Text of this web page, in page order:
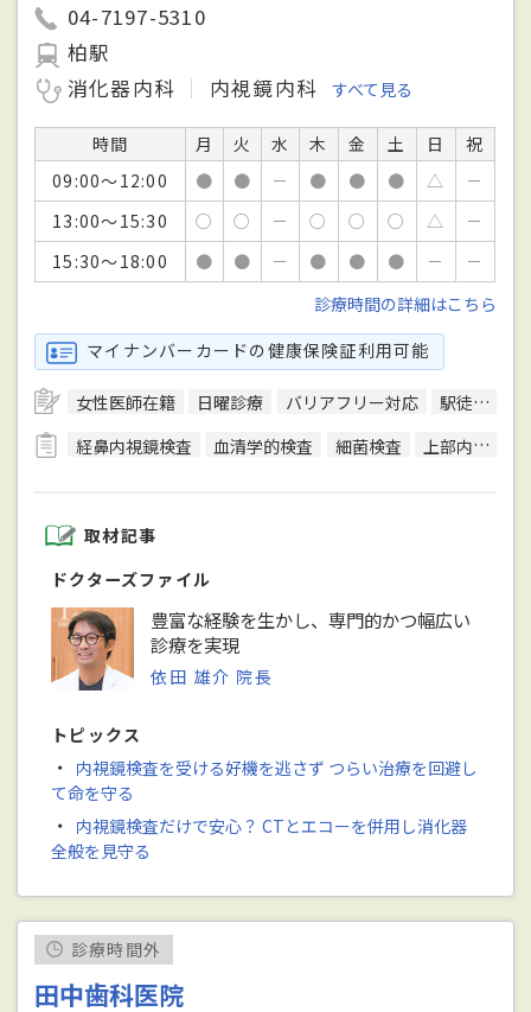
04-7197-5310
柏駅
消化器内科
内視鏡内科 すべて見る
時間 月 火 水 木 金 土 日
祝
09:00～12:00
● ● － ● ● ● △
－
13:00～15:30
○ ○ － ○ ○ ○ △
－
15:30～18:00
● ● － ● ● ● －
－
診療時間の詳細はこちら
マイナンバーカードの健康保険証利用可能
女性医師在籍 日曜診療 バリアフリー対応
駅徒歩5分圏内
経鼻内視鏡検査
血清学的検査 細菌検査 上部内視鏡検査
取材記事
ドクターズファイル
豊富な経験を生かし、専門的かつ幅広い
診療を実現
依田 雄介 院長
トピックス
・ 内視鏡検査を受ける好機を逃さず つらい治療を回避し
て命を守る
・ 内視鏡検査だけで安心？ CTとエコーを併用し消化器
全般を見守る
診療時間外
田中歯科医院